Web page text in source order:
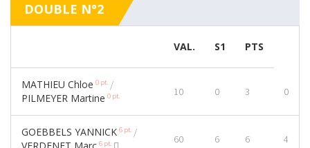
DOUBLE N°2
VAL. S1 PTS
MATHIEU Chloe 0 pt. /
PILMEYER Martine 0 pt. 10 0 3 0
GOEBBELS YANNICK 6 pt. /
6 pt. 60 6 6 4